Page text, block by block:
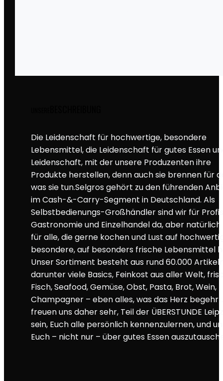
Die Leidenschaft für hochwertige, besondere
Lebensmittel, die Leidenschaft für gutes Essen
Leidenschaft, mit der unsere Produzenten ihre
Produkte herstellen, denn auch sie brennen für
was sie tun.Selgros gehört zu den führenden
im Cash-&-Carry-Segment in Deutschland. Als
Selbstbedienungs-Großhändler sind wir für
Gastronomie und Einzelhandel da, aber
für alle, die gerne kochen und Lust auf
besondere, auf besonders frische Lebensmittel
Unser Sortiment besteht aus rund 60.000
darunter viele Basics, Feinkost aus aller Welt,
Fisch, Seafood, Gemüse, Obst, Pasta, Brot, Wein,
Champagner – eben alles, was das Herz
freuen uns daher sehr, Teil der ÜBERSTUNDE
sein, Euch alle persönlich kennenzulernen, und
Euch – nicht nur – über gutes Essen